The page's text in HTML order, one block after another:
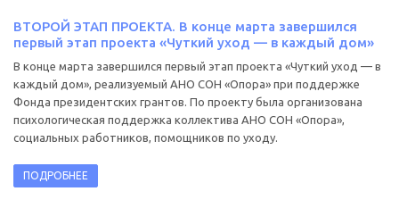
ВТОРОЙ ЭТАП ПРОЕКТА. В конце марта завершился
первый этап проекта «Чуткий уход — в каждый дом»
В конце марта завершился первый этап проекта «Чуткий уход — в
каждый дом», реализуемый АНО СОН «Опора» при поддержке
Фонда президентских грантов. По проекту была организована
психологическая поддержка коллектива АНО СОН «Опора»,
социальных работников, помощников по уходу.
ПОДРОБНЕЕ